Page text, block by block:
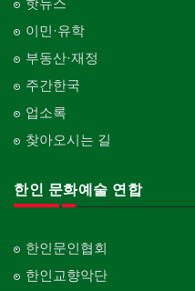
이민·유학
부동산·재정
주간한국
업소록
찾아오시는 길
한인 문화예술 연합
한인문인협회
한인교향악단